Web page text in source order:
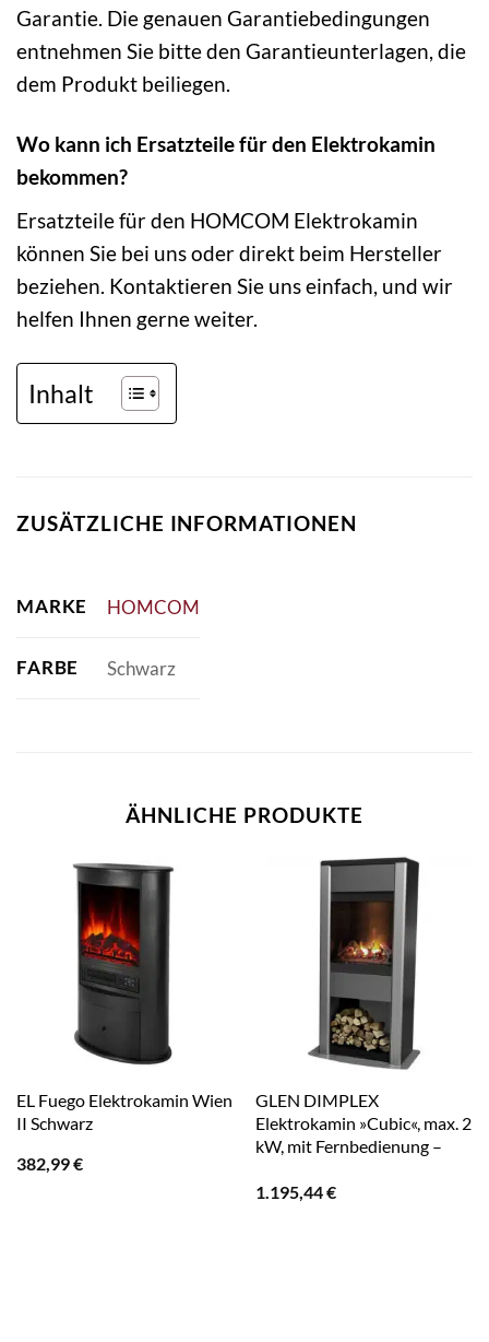
Garantie. Die genauen Garantiebedingungen
entnehmen Sie bitte den Garantieunterlagen, die
dem Produkt beiliegen.
Wo kann ich Ersatzteile für den Elektrokamin
bekommen?
Ersatzteile für den HOMCOM Elektrokamin
können Sie bei uns oder direkt beim Hersteller
beziehen. Kontaktieren Sie uns einfach, und wir
helfen Ihnen gerne weiter.
Inhalt
ZUSÄTZLICHE INFORMATIONEN
MARKE HOMCOM
FARBE Schwarz
ÄHNLICHE PRODUKTE
EL Fuego Elektrokamin Wien
II Schwarz
382,99€
GLEN DIMPLEX
Elektrokamin »Cubic«, max. 2
kW, mit Fernbedienung –
1.195,44€